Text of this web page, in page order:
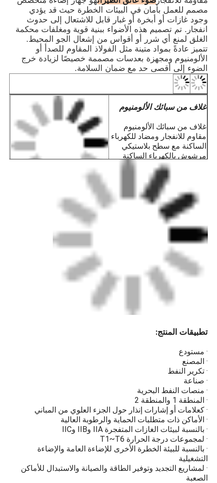
لسهولة الاستخدام والتركيب. يرجى التحديد
عند الطلب.
· إنها مناسبة لكل من الأنابيب الفولاذية
وأسلاك الكابلات.
تطبيق
· منصات النفط والغاز
· مصانع المعالجة الكيميائية
· صوامع الغلال ومطاحن الدقيق
· محطات الغاز الطبيعي المسال
· مناجم الفحم والبنية التحتية للأنفاق
· مستودعات التخزين الخطرة
· المنطقة 1 والمنطقة 2
· لمجموعات درجة الحرارة T1~T6
· بالنسبة لبيئات الغازات المتفجرة IIA وIIB
وIIC
مصمم للعمل بأمان في البيئات الخطرة حيث قد يؤدي
وجود غازات أو أبخرة أو غبار قابل للاشتعال إلى حدوث
انفجار. تم تصميم هذه الأضواء ببنية قوية ومغلفات محكمة
الغلق لمنع أي شرر أو أقواس من إشعال الجو المحيط.
تتميز عادةً بمواد متينة مثل الفولاذ المقاوم للصدأ أو
الألومنيوم ومجهزة بعدسات مصممة خصيصًا لزيادة خرج
الضوء إلى أقصى حد مع ضمان السلامة.
غلاف من سبائك الألومنيوم
غلاف من سبائك الألومنيوم
مقاوم للانفجار ومضاد للكهرباء
الساكنة مع سطح بلاستيكي
مرشوش بالكهرباء الساكنة
لمقاومة التآكل، ومضاد
للكهرباء الساكنة، ومقاومة
زجاج مقسى عالي القوة
الحماية المقاومة للانفجار
للزجاج المقسى عالي القوة
تمنع شرارة القوس من الإضاءة
من ملامسة الغازات القابلة
للاشتعال والتسبب في
انفجارات.
تتميز بسطوع عالي وأكثر
كفاءة في استخدام الطاقة من
حبات المصباح العادية.
مزامنة نظام تحديد المواقع
العالمي (اختياري)
التحكم التلقائي في المفاتيح
التي تعمل بالضوء، ومجهز
متعددة. يمكن تحقيق الوميض
تطبيقات المنتج:
· مستودع
· المصنع
· تكرير النفط
· صناعة
· منصات النفط البحرية
· المنطقة 1 والمنطقة 2
· كعلامات أو إشارات إنذار حول الجزء العلوي من المباني
· الأماكن ذات متطلبات الحماية والرطوبة العالية
· بالنسبة لبيئات الغازات المتفجرة IIA وIIB وIIC
· لمجموعات درجة الحرارة T1~T6
· بالنسبة للبيئة الخطرة الأخرى للإضاءة العامة والإضاءة
التشغيلية
· لمشاريع التجديد وتوفير الطاقة والصيانة والاستبدال للأماكن
الصعبة